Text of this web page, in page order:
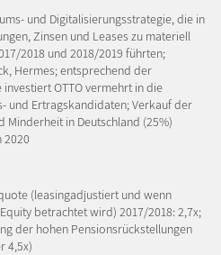
und Digitalisierungsstrategie, die in
Zinsen und Leases zu materiell
2018 und 2018/2019 führten;
Hermes; entsprechend der
OTTO vermehrt in die
und Ertragskandidaten; Verkauf der
Minderheit in Deutschland (25%)
2020
(leasingadjustiert und wenn
betrachtet wird) 2017/2018: 2,7x;
der hohen Pensionsrückstellungen
4,5x)